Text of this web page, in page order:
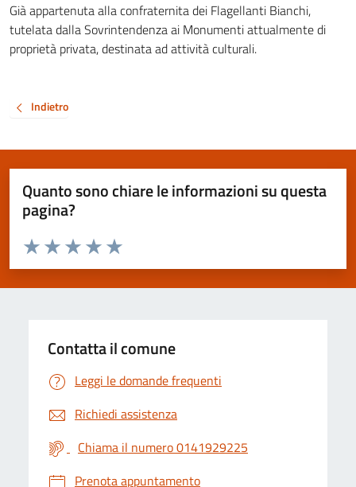
Già appartenuta alla confraternita dei Flagellanti Bianchi,
tutelata dalla Sovrintendenza ai Monumenti attualmente di
proprietà privata, destinata ad attività culturali.
Indietro
Quanto sono chiare le informazioni su questa
pagina?
Valuta da 1 a 5 stelle la pagina
Valuta 5 stelle su 5
Valuta 4 stelle su 5
Valuta 3 stelle su 5
Valuta 2 stelle su 5
Valuta 1 stelle su 5
Contatta il comune
Leggi le domande frequenti
Richiedi assistenza
Chiama il numero 0141929225
Prenota appuntamento